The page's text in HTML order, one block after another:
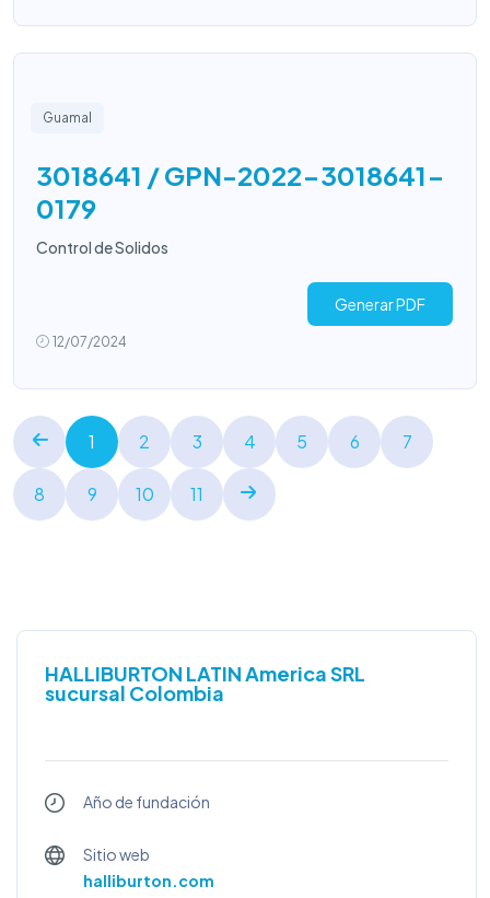
Guamal
3018641 / GPN-2022-3018641-
0179
Control de Solidos
Generar PDF
12/07/2024
1 2 3 4 5 6 7
8 9 10 11
HALLIBURTON LATIN America SRL
sucursal Colombia
Año de fundación
Sitio web
halliburton.com